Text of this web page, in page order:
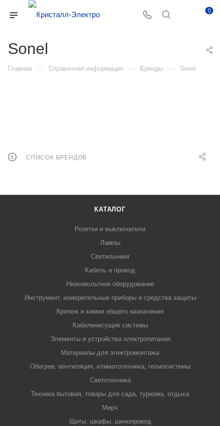
0
Sonel
Главная — Справочная информация — Бренды — Sonel
СПИСОК БРЕНДОВ
КАТАЛОГ
Розетки и выключатели
Лампы
Светильники
Кабель и провод
Низковольтное оборудование
Инструмент, измерительные приборы и средства защиты
Крепеж и химия общего назначения
Кабеленесущие системы
Элементы и устройства электропитания
Материалы для электромонтажа
Обогрев, вентиляция, климатотехника, гелиосистемы
Светотехника
Техника бытовая, товары для сада, туризма, отдыха
Мерч
Щиты, шкафы, шинопровод